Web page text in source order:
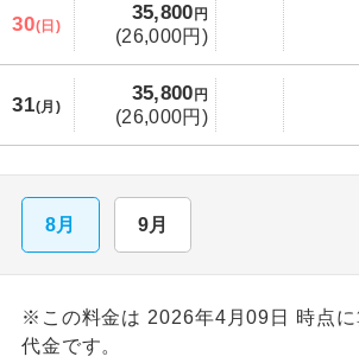
30(日)
35,800 円
(26,000円)
31(月)
35,800 円
(26,000円)
8月 9月
※この料金は 2026年4月09日 時点に
代金です。